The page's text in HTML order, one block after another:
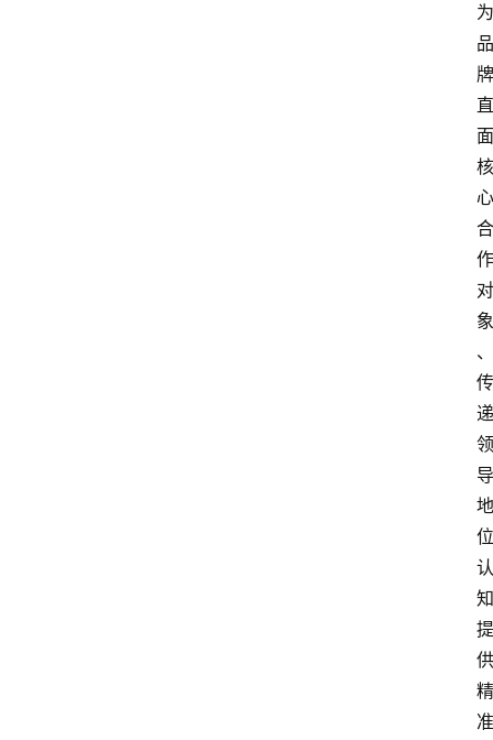
为
品
牌
直
面
核
心
合
作
对
象
、
传
递
领
导
地
位
认
知
提
供
精
准